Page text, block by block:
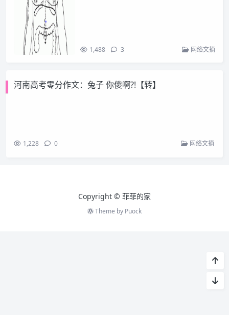
1,488 3 网络文摘
河南高考零分作文：兔子 你傻啊?!【转】
1,228 0 网络文摘
Copyright ©️ 菲菲的家
Theme by Puock